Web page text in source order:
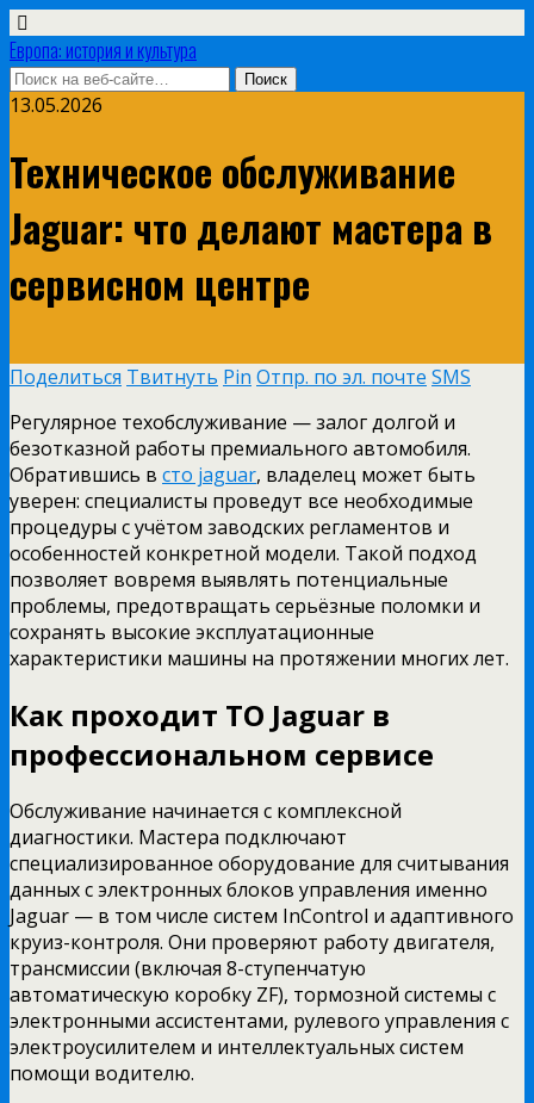
Европа: история и культура
13.05.2026
Техническое обслуживание
Jaguar: что делают мастера в
сервисном центре
Поделиться Твитнуть Pin Отпр. по эл. почте SMS
Регулярное техобслуживание — залог долгой и
безотказной работы премиального автомобиля.
Обратившись в сто jaguar, владелец может быть
уверен: специалисты проведут все необходимые
процедуры с учётом заводских регламентов и
особенностей конкретной модели. Такой подход
позволяет вовремя выявлять потенциальные
проблемы, предотвращать серьёзные поломки и
сохранять высокие эксплуатационные
характеристики машины на протяжении многих лет.
Как проходит ТО Jaguar в
профессиональном сервисе
Обслуживание начинается с комплексной
диагностики. Мастера подключают
специализированное оборудование для считывания
данных с электронных блоков управления именно
Jaguar — в том числе систем InControl и адаптивного
круиз-контроля. Они проверяют работу двигателя,
трансмиссии (включая 8-ступенчатую
автоматическую коробку ZF), тормозной системы с
электронными ассистентами, рулевого управления с
электроусилителем и интеллектуальных систем
помощи водителю.